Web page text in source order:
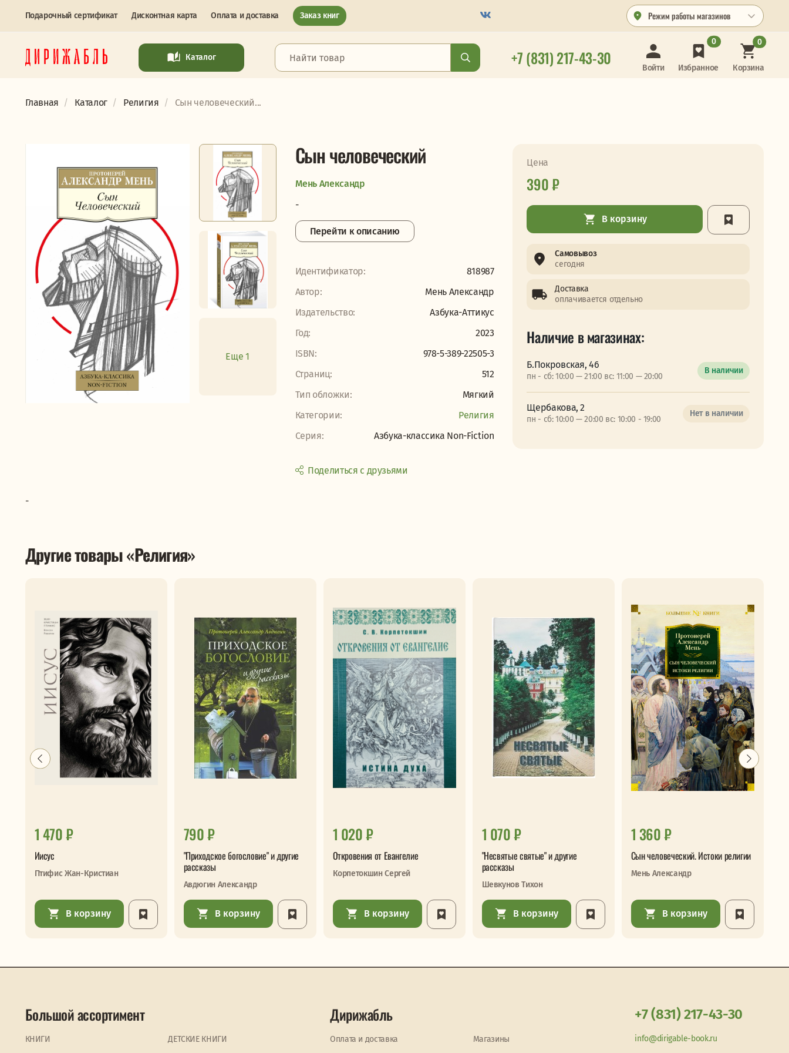
Подарочный сертификат Дисконтная карта Оплата и доставка Заказ книг Режим работы магазинов
Каталог +7 (831) 217-43-30 Войти Избранное
0
Корзина
0
Главная Каталог Религия Сын человеческий...
Еще 1
Сын человеческий
Мень Александр
-
Перейти к описанию
Идентификатор:
818987
Автор:
Мень Александр
Издательство:
Азбука-Аттикус
Год:
2023
ISBN:
978-5-389-22505-3
Страниц:
512
Тип обложки:
Мягкий
Категории:
Религия
Серия:
Азбука-классика Non-Fiction
Поделиться с друзьями
-
Цена
390 ₽
В корзину
Самовывоз
сегодня
Доставка
оплачивается отдельно
Наличие в магазинах:
Б.Покровская, 46
пн - сб: 10:00 — 21:00 вс: 11:00 — 20:00
В наличии
Щербакова, 2
пн - сб: 10:00 — 20:00 вс: 10:00 - 19:00
Нет в наличии
Другие товары «Религия»
1 470 ₽
Иисус
Птифис Жан-Кристиан
В корзину
790 ₽
"Приходское богословие" и другие
рассказы
Авдюгин Александр
В корзину
1 020 ₽
Откровения от Евангелие
Корпетокшин Сергей
В корзину
1 070 ₽
"Несвятые святые" и другие
рассказы
Шевкунов Тихон
В корзину
1 360 ₽
Сын человеческий. Истоки религии
Мень Александр
В корзину
Большой ассортимент
КНИГИ ДЕТСКИЕ КНИГИ
Дирижабль
Оплата и доставка Магазины
+7 (831) 217-43-30
info@dirigable-book.ru